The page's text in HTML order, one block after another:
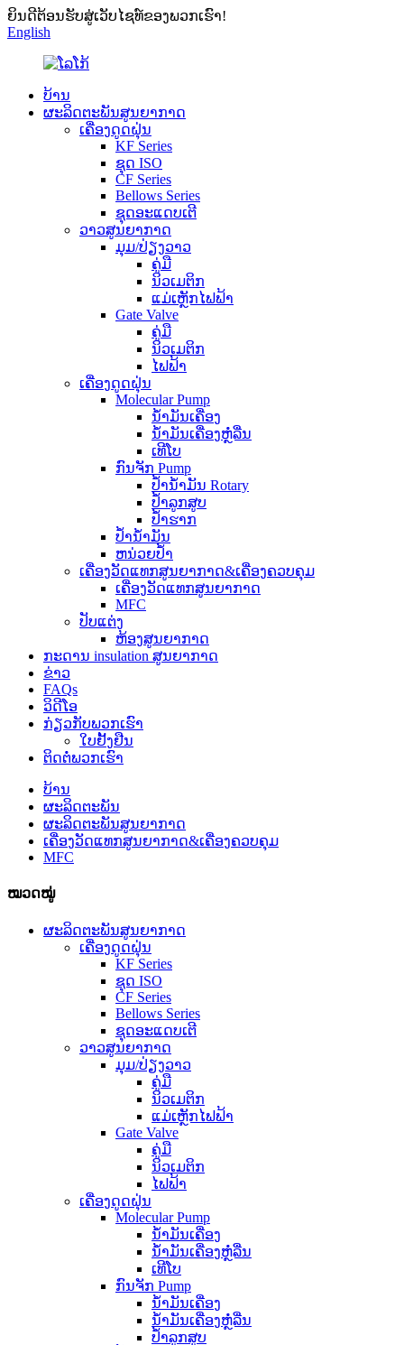
ຍິນດີຕ້ອນຮັບສູ່ເວັບໄຊທ໌ຂອງພວກເຮົາ!
English
ບ້ານ
ຜະລິດຕະພັນສູນຍາກາດ
ເຄື່ອງດູດຝຸ່ນ
KF Series
ຊຸດ ISO
CF Series
Bellows Series
ຊຸດອະແດບເຕີ
ວາວສູນຍາກາດ
ມຸມ/ປ່ຽງວາວ
ຄູ່ມື
ນິວເມຕິກ
ແມ່ເຫຼັກໄຟຟ້າ
Gate Valve
ຄູ່ມື
ນິວເມຕິກ
ໄຟຟ້າ
ເຄື່ອງດູດຝຸ່ນ
Molecular Pump
ນ້ຳມັນເຄື່ອງ
ນໍ້າມັນເຄື່ອງຫຼໍ່ລື່ນ
ເທີໂບ
ກົນຈັກ Pump
ປ້ຳນ້ຳມັນ Rotary
ປ້ຳລູກສູບ
ປ້ຳຮາກ
ປໍ້ານໍ້າມັນ
ຫນ່ວຍປ້ຳ
ເຄື່ອງວັດແທກສູນຍາກາດ&ເຄື່ອງຄວບຄຸມ
ເຄື່ອງວັດແທກສູນຍາກາດ
MFC
ປັບແຕ່ງ
ຫ້ອງສູນຍາກາດ
ກະ​ດານ insulation ສູນຍາກາດ
ຂ່າວ
FAQs
ວິດີໂອ
ກ່ຽວ​ກັບ​ພວກ​ເຮົາ
ໃບຢັ້ງຢືນ
ຕິດ​ຕໍ່​ພວກ​ເຮົາ
ບ້ານ
ຜະລິດຕະພັນ
ຜະລິດຕະພັນສູນຍາກາດ
ເຄື່ອງວັດແທກສູນຍາກາດ&ເຄື່ອງຄວບຄຸມ
MFC
ໝວດໝູ່
ຜະລິດຕະພັນສູນຍາກາດ
ເຄື່ອງດູດຝຸ່ນ
KF Series
ຊຸດ ISO
CF Series
Bellows Series
ຊຸດອະແດບເຕີ
ວາວສູນຍາກາດ
ມຸມ/ປ່ຽງວາວ
ຄູ່ມື
ນິວເມຕິກ
ແມ່ເຫຼັກໄຟຟ້າ
Gate Valve
ຄູ່ມື
ນິວເມຕິກ
ໄຟຟ້າ
ເຄື່ອງດູດຝຸ່ນ
Molecular Pump
ນ້ຳມັນເຄື່ອງ
ນໍ້າມັນເຄື່ອງຫຼໍ່ລື່ນ
ເທີໂບ
ກົນຈັກ Pump
ນ້ຳມັນເຄື່ອງ
ນໍ້າມັນເຄື່ອງຫຼໍ່ລື່ນ
ປ້ຳລູກສູບ